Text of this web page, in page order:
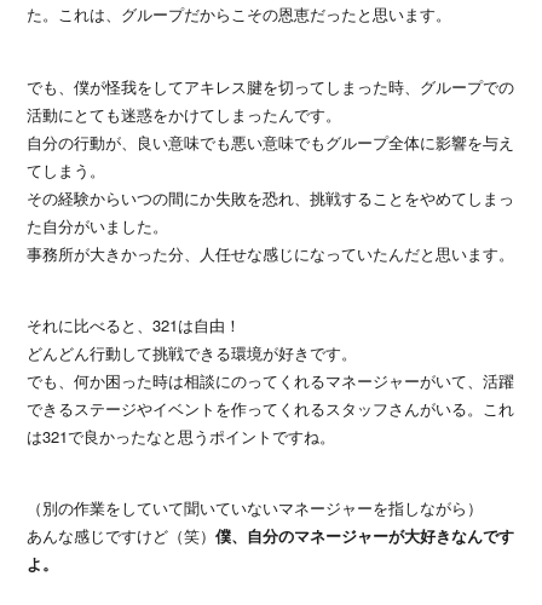
た。これは、グループだからこその恩恵だったと思います。
でも、僕が怪我をしてアキレス腱を切ってしまった時、グループでの
活動にとても迷惑をかけてしまったんです。
自分の行動が、良い意味でも悪い意味でもグループ全体に影響を与え
てしまう。
その経験からいつの間にか失敗を恐れ、挑戦することをやめてしまっ
た自分がいました。
事務所が大きかった分、人任せな感じになっていたんだと思います。
それに比べると、321は自由！
どんどん行動して挑戦できる環境が好きです。
でも、何か困った時は相談にのってくれるマネージャーがいて、活躍
できるステージやイベントを作ってくれるスタッフさんがいる。これ
は321で良かったなと思うポイントですね。
（別の作業をしていて聞いていないマネージャーを指しながら）
あんな感じですけど（笑）僕、自分のマネージャーが大好きなんです
よ。